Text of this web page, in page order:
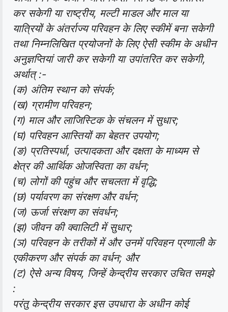
कर सकेगी या राष्ट्रीय, मल्टी माडल और माल या
यात्रियों के अंतर्राज्य परिवहन के लिए स्कीमें बना सकेगी
तथा निम्नलिखित प्रयोजनों के लिए ऐसी स्कीम के अधीन
अनुज्ञप्तियां जारी कर सकेगी या उपांतरित कर सकेगी,
अर्थात् :-
(क) अंतिम स्थान को संपर्क;
(ख) ग्रामीण परिवहन;
(ग) माल और लाजिस्टिक के संचलन में सुधार;
(घ) परिवहन आस्तियों का बेहतर उपयोग;
(ङ) प्रतिस्पर्धा, उत्पादकता और दक्षता के माध्यम से
क्षेत्र की आर्थिक ओजस्विता का वर्धन;
(च) लोगों की पहुंच और सचलता में वृद्धि;
(छ) पर्यावरण का संरक्षण और वर्धन;
(ज) ऊर्जा संरक्षण का संवर्धन;
(झ) जीवन की क्वालिटी में सुधार;
(ञ) परिवहन के तरीकों में और उनमें परिवहन प्रणाली के
एकीकरण और संपर्क का वर्धन; और
(ट) ऐसे अन्य विषय, जिन्हें केन्द्रीय सरकार उचित समझे
:
परंतु केन्द्रीय सरकार इस उपधारा के अधीन कोई